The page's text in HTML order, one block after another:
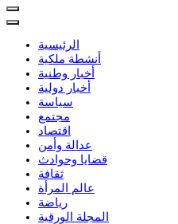
الرئيسية
أنشطة ملكية
أخبار وطنية
أخبار دولية
سياسة
مجتمع
اقتصاد
عدالة وأمن
قضايا وحوادث
ثقافة
عالم المرأة
رياضة
المجلة الورقية